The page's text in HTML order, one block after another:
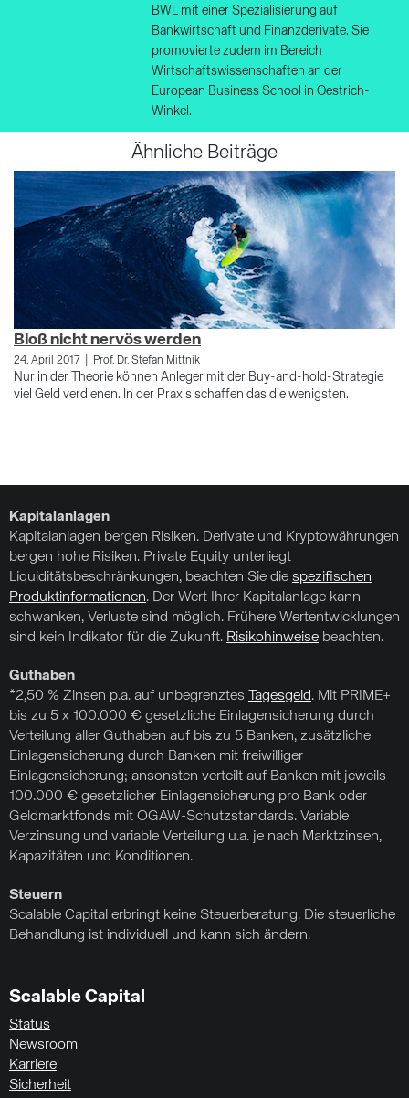
BWL mit einer Spezialisierung auf
Bankwirtschaft und Finanzderivate. Sie
promovierte zudem im Bereich
Wirtschaftswissenschaften an der
European Business School in Oestrich-
Winkel.
Ähnliche Beiträge
Bloß nicht nervös werden
24. April 2017| Prof. Dr. Stefan Mittnik
Nur in der Theorie können Anleger mit der Buy-and-hold-Strategie
viel Geld verdienen. In der Praxis schaffen das die wenigsten.
Kapitalanlagen
Kapitalanlagen bergen Risiken. Derivate und Kryptowährungen
bergen hohe Risiken. Private Equity unterliegt
Liquiditätsbeschränkungen, beachten Sie die spezifischen
Produktinformationen. Der Wert Ihrer Kapitalanlage kann
schwanken, Verluste sind möglich. Frühere Wertentwicklungen
sind kein Indikator für die Zukunft. Risikohinweise beachten.
Guthaben
*2,50 % Zinsen p.a. auf unbegrenztes Tagesgeld. Mit PRIME+
bis zu 5 x 100.000 € gesetzliche Einlagensicherung durch
Verteilung aller Guthaben auf bis zu 5 Banken, zusätzliche
Einlagensicherung durch Banken mit freiwilliger
Einlagensicherung; ansonsten verteilt auf Banken mit jeweils
100.000 € gesetzlicher Einlagensicherung pro Bank oder
Geldmarktfonds mit OGAW-Schutzstandards. Variable
Verzinsung und variable Verteilung u.a. je nach Marktzinsen,
Kapazitäten und Konditionen.
Steuern
Scalable Capital erbringt keine Steuerberatung. Die steuerliche
Behandlung ist individuell und kann sich ändern.
Scalable Capital
Status
Newsroom
Karriere
Sicherheit